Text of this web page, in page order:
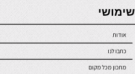
seriöse online casinos österreich
שימושי
אודות
כתבו לנו
מתכון מכל מקום